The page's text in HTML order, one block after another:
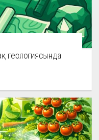
геологиясында